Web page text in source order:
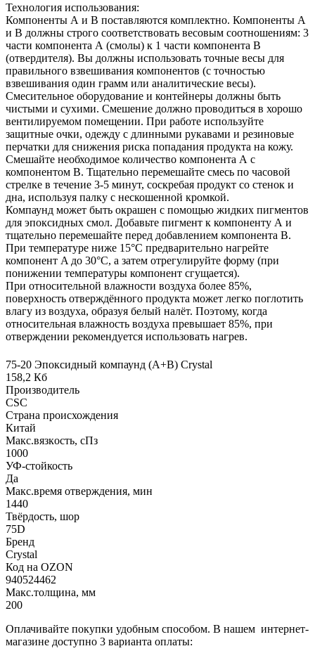
Технология использования:
Компоненты А и В поставляются комплектно. Компоненты А
и В должны строго соответствовать весовым соотношениям: 3
части компонента А (смолы) к 1 части компонента В
(отвердителя). Вы должны использовать точные весы для
правильного взвешивания компонентов (с точностью
взвешивания один грамм или аналитические весы).
Смесительное оборудование и контейнеры должны быть
чистыми и сухими. Смешение должно проводиться в хорошо
вентилируемом помещении. При работе используйте
защитные очки, одежду с длинными рукавами и резиновые
перчатки для снижения риска попадания продукта на кожу.
Смешайте необходимое количество компонента А с
компонентом В. Тщательно перемешайте смесь по часовой
стрелке в течение 3-5 минут, соскребая продукт со стенок и
дна, используя палку с нескошенной кромкой.
Компаунд может быть окрашен с помощью жидких пигментов
для эпоксидных смол. Добавьте пигмент к компоненту А и
тщательно перемешайте перед добавлением компонента В.
При температуре ниже 15°С предварительно нагрейте
компонент A до 30°С, а затем отрегулируйте форму (при
понижении температуры компонент сгущается).
При относительной влажности воздуха более 85%,
поверхность отверждённого продукта может легко поглотить
влагу из воздуха, образуя белый налёт. Поэтому, когда
относительная влажность воздуха превышает 85%, при
отверждении рекомендуется использовать нагрев.
75-20 Эпоксидный компаунд (А+В) Crystal
158,2 Кб
Производитель
CSC
Страна происхождения
Китай
Макс.вязкoсть, сПз
1000
УФ-стойкость
Да
Макс.время отверждения, мин
1440
Твёрдость, шор
75D
Бренд
Crystal
Код на OZON
940524462
Макс.толщина, мм
200
Оплачивайте покупки удобным способом. В нашем интернет-
магазине доступно 3 варианта оплаты: